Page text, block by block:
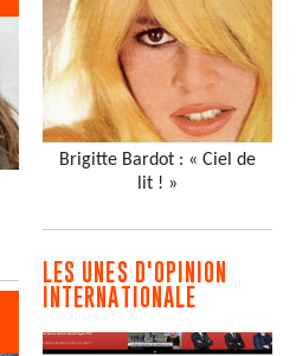
Brigitte Bardot : « Ciel de
lit ! »
LES UNES D'OPINION
INTERNATIONALE